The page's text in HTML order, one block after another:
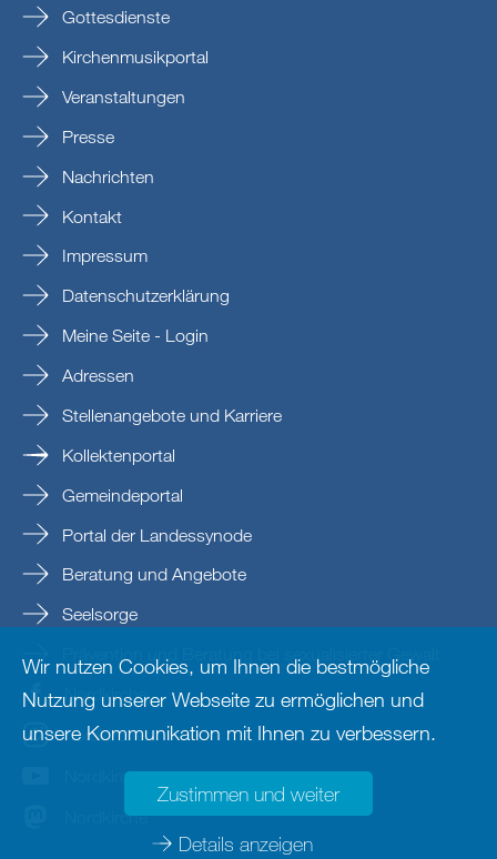
Gottesdienste
Kirchenmusikportal
Veranstaltungen
Presse
Nachrichten
Kontakt
Impressum
Datenschutzerklärung
Meine Seite - Login
Adressen
Stellenangebote und Karriere
Kollektenportal
Gemeindeportal
Portal der Landessynode
Beratung und Angebote
Seelsorge
Nordkirche
nordkirche
Nordkirche
Nordkirche
Wir nutzen Cookies, um Ihnen die bestmögliche
Nutzung unserer Webseite zu ermöglichen und
unsere Kommunikation mit Ihnen zu verbessern.
Zustimmen und weiter
Details anzeigen